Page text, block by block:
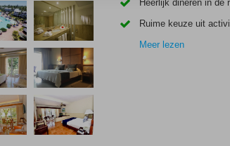
Heerlijk dineren in de
Ruime keuze uit
Meer lezen